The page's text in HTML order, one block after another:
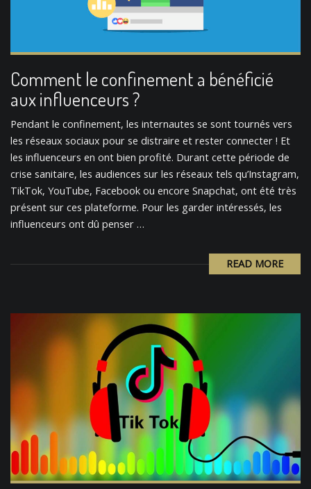
Comment le confinement a bénéficié
aux influenceurs ?
Pendant le confinement, les internautes se sont tournés vers
les réseaux sociaux pour se distraire et rester connecter ! Et
les influenceurs en ont bien profité. Durant cette période de
crise sanitaire, les audiences sur les réseaux tels qu’Instagram,
TikTok, YouTube, Facebook ou encore Snapchat, ont été très
présent sur ces plateforme. Pour les garder intéressés, les
influenceurs ont dû penser …
READ MORE